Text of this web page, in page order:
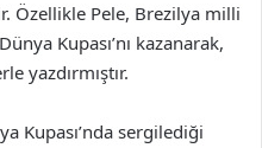
Özellikle Pele, Brezilya milli
Kupası’nı kazanarak,
yazdırmıştır.
Kupası’nda sergilediği